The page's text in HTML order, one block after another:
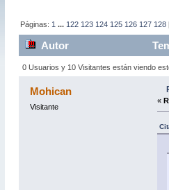
Páginas: 1 ... 122 123 124 125 126 127 128
Autor
0 Usuarios y 10 Visitantes están viendo
Mohican
Visitante
«